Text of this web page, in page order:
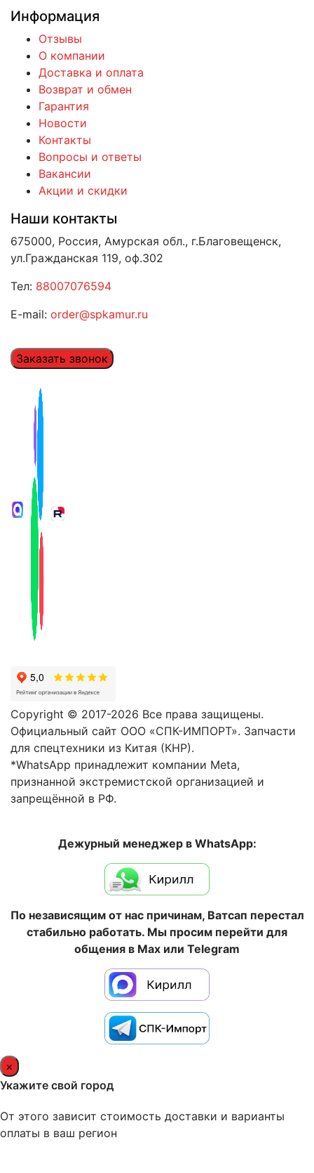
Информация
Отзывы
О компании
Доставка и оплата
Возврат и обмен
Гарантия
Новости
Контакты
Вопросы и ответы
Вакансии
Акции и скидки
Наши контакты
675000, Россия, Амурская обл., г.Благовещенск,
ул.Гражданская 119, оф.302
Тел: 88007076594
E-mail: order@spkamur.ru
Заказать звонок
Copyright © 2017-2026 Все права защищены.
Официальный сайт ООО «СПК-ИМПОРТ». Запчасти
для спецтехники из Китая (КНР).
*WhatsApp принадлежит компании Meta,
признанной экстремистской организацией и
запрещённой в РФ.
Дежурный менеджер в WhatsApp:
По независящим от нас причинам, Ватсап перестал
стабильно работать. Мы просим перейти для
общения в Max или Telegram
×
Укажите свой город
От этого зависит стоимость доставки и варианты
оплаты в ваш регион